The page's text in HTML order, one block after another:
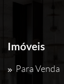
Imóveis
Para Venda